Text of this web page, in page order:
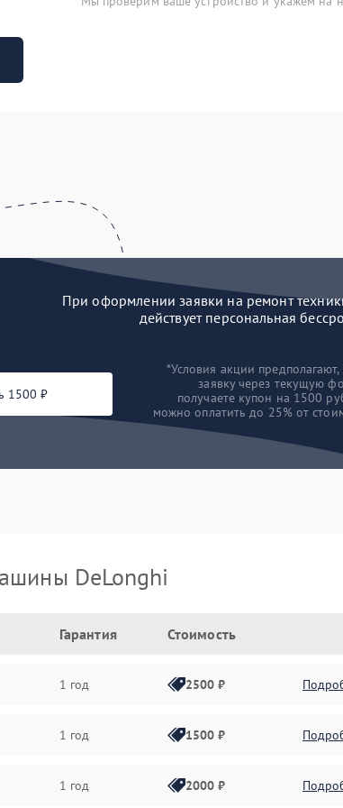
При оформлении заявки на ремонт
действует персональная
1500 ₽
*Условия акции предполагают,
заявку через текущую
получаете купон на 1500
можно оплатить до 25% от
DeLonghi
Гарантия Стоимость
1 год 2500 ₽
1 год 1500 ₽
1 год 2000 ₽